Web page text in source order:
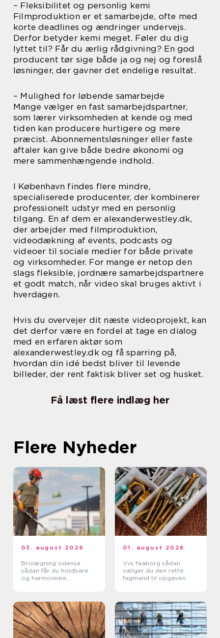
– Fleksibilitet og personlig kemi
Filmproduktion er et samarbejde, ofte med
korte deadlines og ændringer undervejs.
Derfor betyder kemi meget. Føler du dig
lyttet til? Får du ærlig rådgivning? En god
producent tør sige både ja og nej og foreslå
løsninger, der gavner det endelige resultat.
– Mulighed for løbende samarbejde
Mange vælger en fast samarbejdspartner,
som lærer virksomheden at kende og med
tiden kan producere hurtigere og mere
præcist. Abonnementsløsninger eller faste
aftaler kan give både bedre økonomi og
mere sammenhængende indhold.
I København findes flere mindre,
specialiserede producenter, der kombinerer
professionelt udstyr med en personlig
tilgang. En af dem er alexanderwestley.dk,
der arbejder med filmproduktion,
videodækning af events, podcasts og
videoer til sociale medier for både private
og virksomheder. For mange er netop den
slags fleksible, jordnære samarbejdspartnere
et godt match, når video skal bruges aktivt i
hverdagen.
Hvis du overvejer dit næste videoprojekt, kan
det derfor være en fordel at tage en dialog
med en erfaren aktør som
alexanderwestley.dk og få sparring på,
hvordan din idé bedst bliver til levende
billeder, der rent faktisk bliver set og husket.
Få læst flere indlæg her
Flere Nyheder
03. august 2026
Brolægning odense
sådan får du holdbare
og harmoniske
01. august 2026
Vvs faaborg sådan
vælger du den rette
fagmand til opgaven